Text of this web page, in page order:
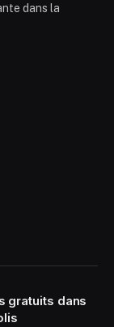
dans la
gratuits dans